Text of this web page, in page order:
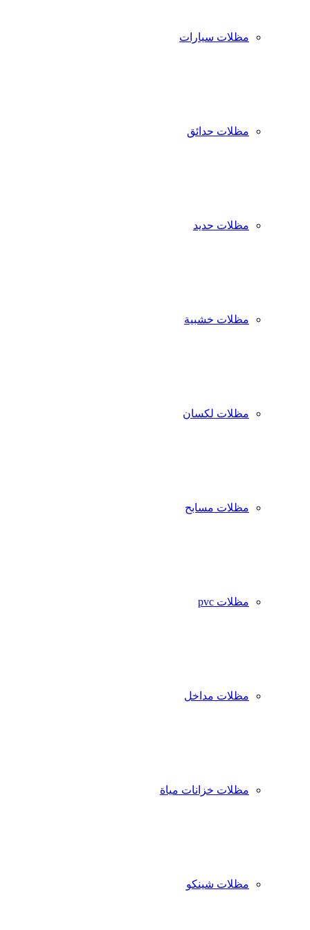
مظلات سيارات
مظلات حدائق
مظلات حديد
مظلات خشبية
مظلات لكسان
مظلات مسابح
مظلات pvc
مظلات مداخل
مظلات خزانات مياة
مظلات شينكو